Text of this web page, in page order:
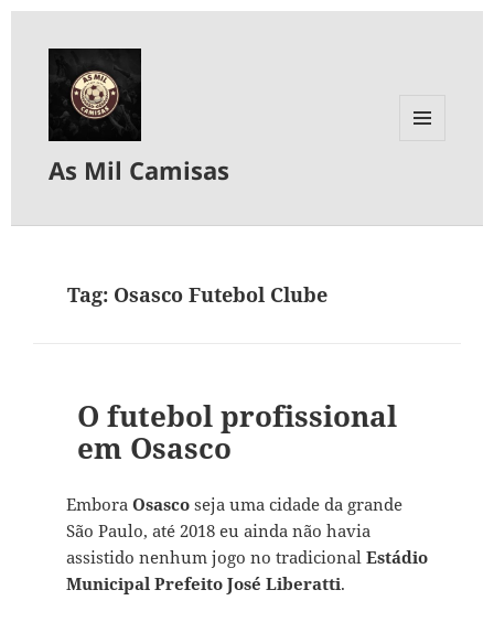
As Mil Camisas
Tag: Osasco Futebol Clube
O futebol profissional
em Osasco
Embora Osascoseja uma cidade da grande
São Paulo, até 2018 eu ainda não havia
assistido nenhum jogo no tradicional Estádio
Municipal Prefeito José Liberatti.